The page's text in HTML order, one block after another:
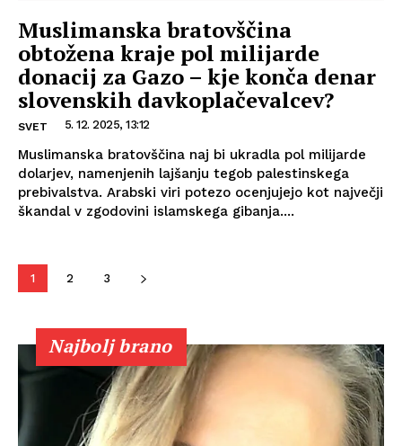
Muslimanska bratovščina
obtožena kraje pol milijarde
donacij za Gazo – kje konča denar
slovenskih davkoplačevalcev?
SVET 5. 12. 2025, 13:12
Muslimanska bratovščina naj bi ukradla pol milijarde
dolarjev, namenjenih lajšanju tegob palestinskega
prebivalstva. Arabski viri potezo ocenjujejo kot največji
škandal v zgodovini islamskega gibanja....
1 2 3
Najbolj brano